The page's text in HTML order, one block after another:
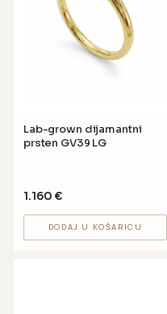
Lab-grown dijamantni
prsten GV39 LG
1.160 €
DODAJ U KOŠARICU